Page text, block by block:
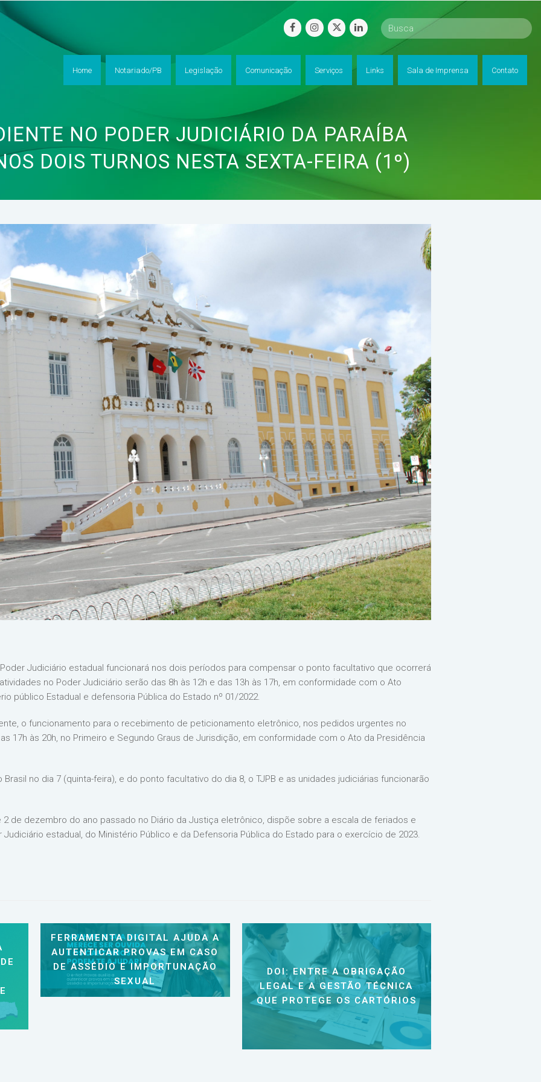
facebookinstagram
twitterlinkedin
Home Notariado/PB Legislação Comunicação Serviços Links Sala de Imprensa Contato
NO PODER JUDICIÁRIO DA PARAÍBA
DOIS TURNOS NESTA SEXTA-FEIRA (1º)
Judiciário estadual funcionará nos dois períodos para compensar o ponto facultativo que ocorrerá
no Poder Judiciário serão das 8h às 12h e das 13h às 17h, em conformidade com o Ato
público Estadual e defensoria Pública do Estado nº 01/2022.
o funcionamento para o recebimento de peticionamento eletrônico, nos pedidos urgentes no
17h às 20h, no Primeiro e Segundo Graus de Jurisdição, em conformidade com o Ato da Presidência
no dia 7 (quinta-feira), e do ponto facultativo do dia 8, o TJPB e as unidades judiciárias funcionarão
2 de dezembro do ano passado no Diário da Justiça eletrônico, dispõe sobre a escala de feriados e
estadual, do Ministério Público e da Defensoria Pública do Estado para o exercício de 2023.
FERRAMENTA DIGITAL AJUDA A
AUTENTICAR PROVAS EM CASO
DE ASSÉDIO E IMPORTUNAÇÃO
SEXUAL
DOI: ENTRE A OBRIGAÇÃO
LEGAL E A GESTÃO TÉCNICA
QUE PROTEGE OS CARTÓRIOS